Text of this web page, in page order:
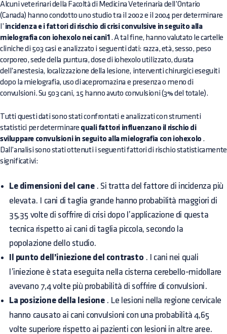
Alcuni veterinari della Facoltà di Medicina Veterinaria dell’Ontario
(Canada) hanno condotto uno studio tra il 2002 e il 2004 per determinare
l’ incidenza e i fattori di rischio di crisi convulsive in seguito alla
mielografia con iohexolo nei cani1 . A tal fine, hanno valutato le cartelle
cliniche di 503 casi e analizzato i seguenti dati: razza, età, sesso, peso
corporeo, sede della puntura, dose di iohexolo utilizzato, durata
dell’anestesia, localizzazione della lesione, interventi chirurgici eseguiti
dopo la mielografia, uso di acepromazina e presenza o meno di
convulsioni. Su 503 cani, 15 hanno avuto convulsioni (3% del totale).
Tutti questi dati sono stati confrontati e analizzati con strumenti
statistici per determinare quali fattori influenzano il rischio di
sviluppare convulsioni in seguito alla mielografia con iohexolo .
Dall’analisi sono stati ottenuti i seguenti fattori di rischio statisticamente
significativi:
Le dimensioni del cane. Si tratta del fattore di incidenza più
elevata. I cani di taglia grande hanno probabilità maggiori di
35,35 volte di soffrire di crisi dopo l’applicazione di questa
tecnica rispetto ai cani di taglia piccola, secondo la
popolazione dello studio.
Il punto dell’iniezione del contrasto . I cani nei quali
l’iniezione è stata eseguita nella cisterna cerebello-midollare
avevano 7,4 volte più probabilità di soffrire di convulsioni.
La posizione della lesione. Le lesioni nella regione cervicale
hanno causato ai cani convulsioni con una probabilità 4,65
volte superiore rispetto ai pazienti con lesioni in altre aree.